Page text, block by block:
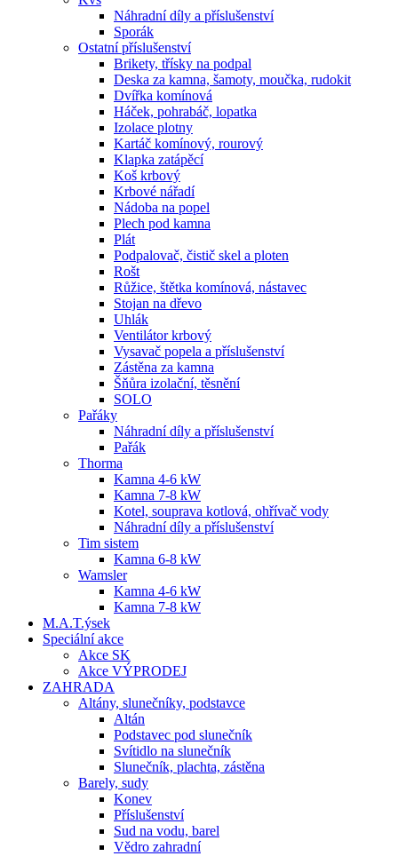
Náhradní díly a příslušenství
Sporák
Ostatní příslušenství
Brikety, třísky na podpal
Deska za kamna, šamoty, moučka, rudokit
Dvířka komínová
Háček, pohrabáč, lopatka
Izolace plotny
Kartáč komínový, rourový
Klapka zatápěcí
Koš krbový
Krbové nářadí
Nádoba na popel
Plech pod kamna
Plát
Podpalovač, čistič skel a ploten
Rošt
Růžice, štětka komínová, nástavec
Stojan na dřevo
Uhlák
Ventilátor krbový
Vysavač popela a příslušenství
Zástěna za kamna
Šňůra izolační, těsnění
SOLO
Pařáky
Náhradní díly a příslušenství
Pařák
Thorma
Kamna 4-6 kW
Kamna 7-8 kW
Kotel, souprava kotlová, ohřívač vody
Náhradní díly a příslušenství
Tim sistem
Kamna 6-8 kW
Wamsler
Kamna 4-6 kW
Kamna 7-8 kW
M.A.T.ýsek
Speciální akce
Akce SK
Akce VÝPRODEJ
ZAHRADA
Altány, slunečníky, podstavce
Altán
Podstavec pod slunečník
Svítidlo na slunečník
Slunečník, plachta, zástěna
Barely, sudy
Konev
Příslušenství
Sud na vodu, barel
Vědro zahradní